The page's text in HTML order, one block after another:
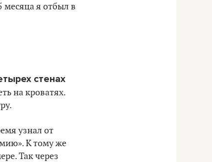
месяца я отбыл в
стенах
на кроватях.
узнал от
К тому же
Так через